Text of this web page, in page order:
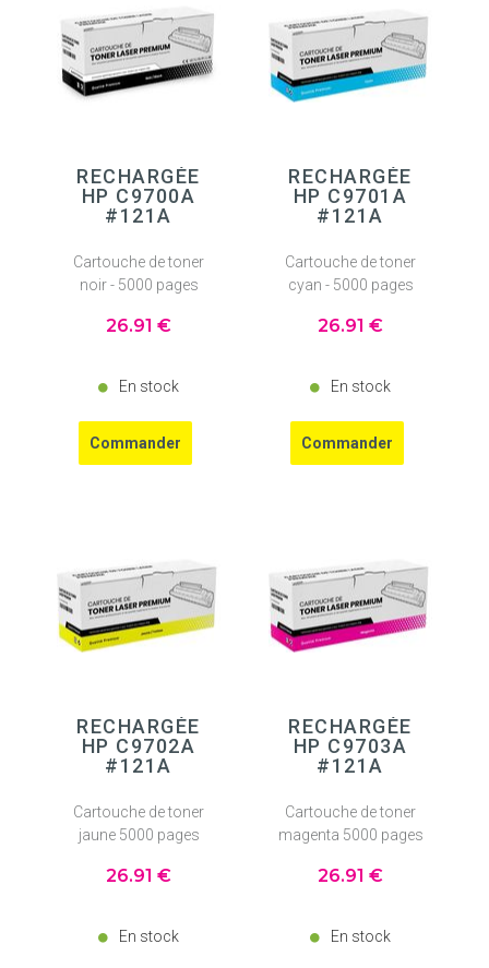
RECHARGÉE
HP C9700A
#121A
Cartouche de toner
noir - 5000 pages
26.91 €
En stock
RECHARGÉE
HP C9701A
#121A
Cartouche de toner
cyan - 5000 pages
26.91 €
En stock
RECHARGÉE
HP C9702A
#121A
Cartouche de toner
jaune 5000 pages
26.91 €
En stock
RECHARGÉE
HP C9703A
#121A
Cartouche de toner
magenta 5000 pages
26.91 €
En stock